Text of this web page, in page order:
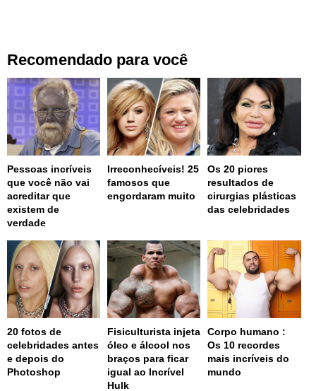
Recomendado para você
Pessoas incríveis
que você não vai
acreditar que
existem de
verdade
Irreconhecíveis! 25
famosos que
engordaram muito
Os 20 piores
resultados de
cirurgias plásticas
das celebridades
20 fotos de
celebridades antes
e depois do
Photoshop
Fisiculturista injeta
óleo e álcool nos
braços para ficar
igual ao Incrível
Hulk
Corpo humano :
Os 10 recordes
mais incríveis do
mundo